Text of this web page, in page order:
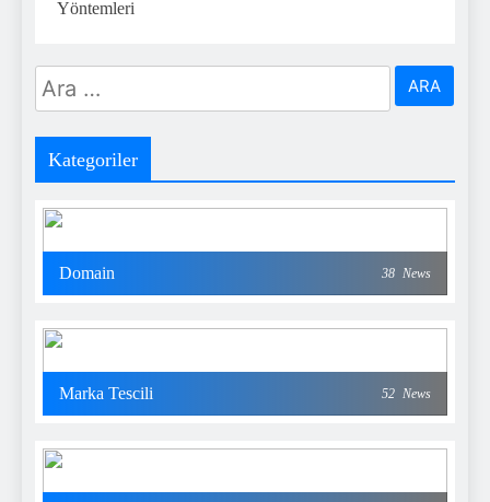
Arama:
Kategoriler
Domain 38 News
Marka Tescili 52 News